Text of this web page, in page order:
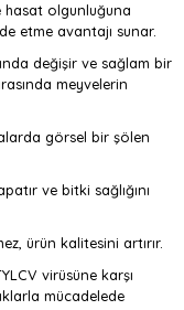
hasat olgunluğuna
etme avantajı sunar.
değişir ve sağlam bir
meyvelerin
görsel bir şölen
ve bitki sağlığını
ürün kalitesini artırır.
virüsüne karşı
mücadelede